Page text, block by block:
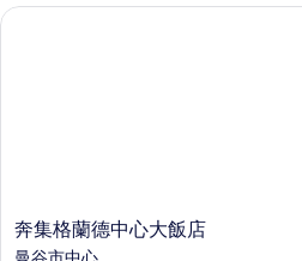
煙
單
奔
集
奔集格蘭德中心大飯店
奔集格蘭德中心大飯店